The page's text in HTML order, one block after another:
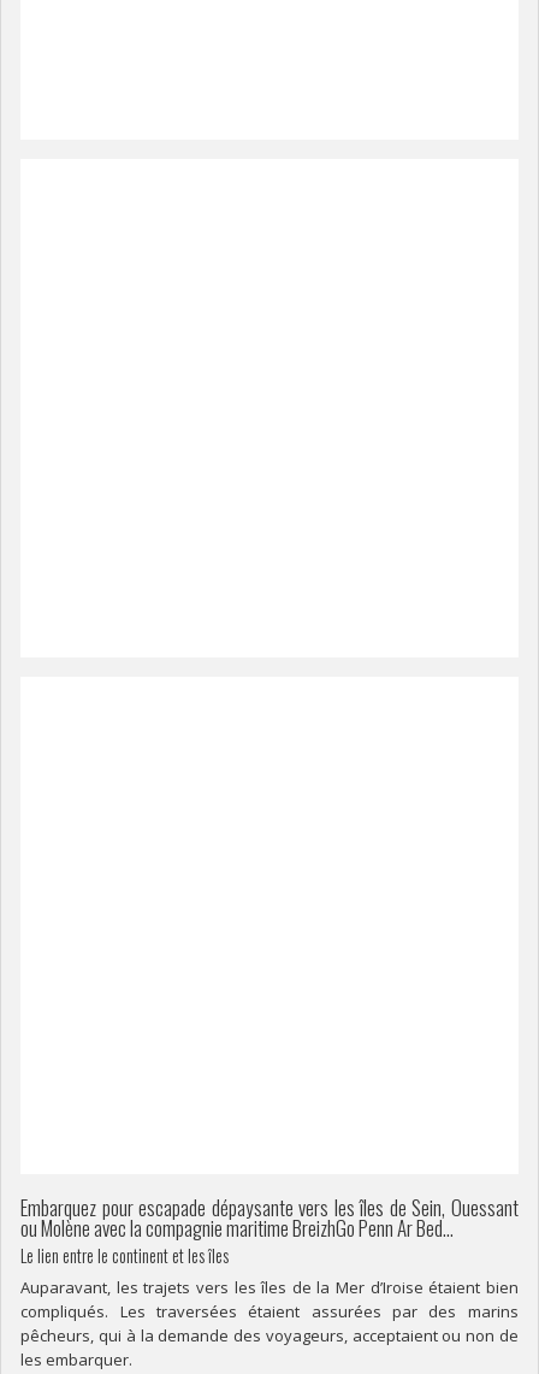
Embarquez pour escapade dépaysante vers les îles de Sein, Ouessant
ou Molène avec la compagnie maritime BreizhGo Penn Ar Bed…
Le lien entre le continent et les îles
Auparavant, les trajets vers les îles de la Mer d’Iroise étaient bien
compliqués. Les traversées étaient assurées par des marins
pêcheurs, qui à la demande des voyageurs, acceptaient ou non de
les embarquer.